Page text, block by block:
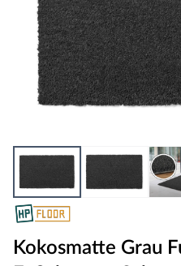
Kokosmatte Grau